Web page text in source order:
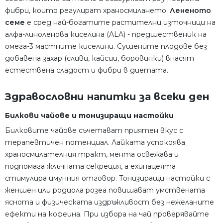
фибри, които регулират храносмилането. Лененото
семе е сред най-богатите растителни източници на
алфа-линоленова киселина (ALA) - предшественик на
омега-3 мастните киселини. Сушените плодове без
добавена захар (сливи, кайсии, боровинки) внасят
естествена сладост и фибри в диетата.
Здравословни напитки за всеки ден
Билкови чайове и тонизиращи настойки
Билковите чайове съчетават приятен вкус с
терапевтичен потенциал. Лайката успокоява
храносмилателния тракт, мента освежава и
подпомага жлъчната секреция, а ехинацеята
стимулира имунния отговор. Тонизиращи настойки с
женшен или родиола розеа повишават умствената
яснота и физическата издръжливост без нежеланите
ефекти на кофеина. При избора на чай проверявайте